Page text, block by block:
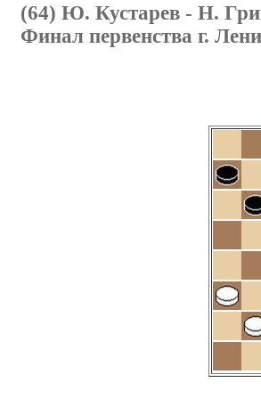
(64) Ю. Кустарев - Н.
Финал первенства г.